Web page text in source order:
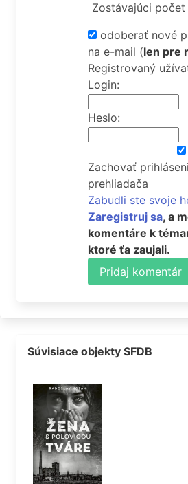
Zostávajúci počet
odoberať nové
na e-mail (len pre
Registrovaný
Login:
Heslo:
Zachovať
prehliadača
Zabudli ste svoje
Zaregistruj sa, a
komentáre k
ktoré ťa zaujali.
Pridaj komentár
Súvisiace objekty SFDB